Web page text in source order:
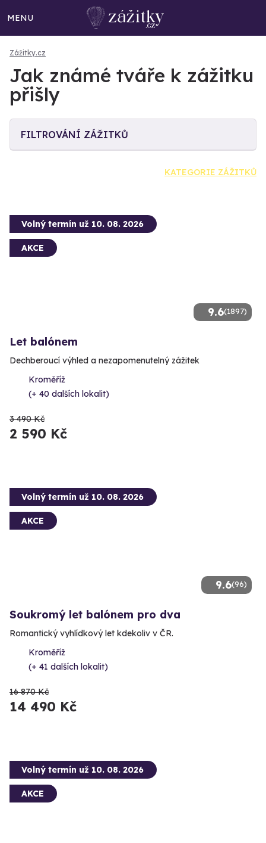
MENU
Zážitky.cz
Jak známé tváře k zážitku
přišly
FILTROVÁNÍ ZÁŽITKŮ
KATEGORIE ZÁŽITKŮ
9.6(1897)
Volný termín už 10. 08. 2026
AKCE
Let balónem
Dechberoucí výhled a nezapomenutelný zážitek
Kroměříž
(+ 40 dalších lokalit)
3 490 Kč
2 590 Kč
9.6(96)
Volný termín už 10. 08. 2026
AKCE
Soukromý let balónem pro dva
Romantický vyhlídkový let kdekoliv v ČR.
Kroměříž
(+ 41 dalších lokalit)
16 870 Kč
14 490 Kč
Volný termín už 10. 08. 2026
AKCE